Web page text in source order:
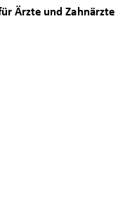
Ärzte und Zahnärzte